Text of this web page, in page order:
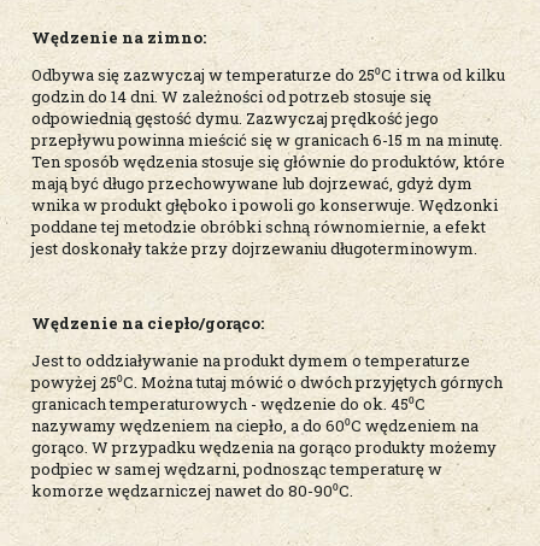
Wędzenie na zimno:
Odbywa się zazwyczaj w temperaturze do 25⁰C i trwa od kilku
godzin do 14 dni. W zależności od potrzeb stosuje się
odpowiednią gęstość dymu. Zazwyczaj prędkość jego
przepływu powinna mieścić się w granicach 6-15 m na minutę.
Ten sposób wędzenia stosuje się głównie do produktów, które
mają być długo przechowywane lub dojrzewać, gdyż dym
wnika w produkt głęboko i powoli go konserwuje. Wędzonki
poddane tej metodzie obróbki schną równomiernie, a efekt
jest doskonały także przy dojrzewaniu długoterminowym.
Wędzenie na ciepło/gorąco:
Jest to oddziaływanie na produkt dymem o temperaturze
powyżej 25⁰C. Można tutaj mówić o dwóch przyjętych górnych
granicach temperaturowych - wędzenie do ok. 45⁰C
nazywamy wędzeniem na ciepło, a do 60⁰C wędzeniem na
gorąco. W przypadku wędzenia na gorąco produkty możemy
podpiec w samej wędzarni, podnosząc temperaturę w
komorze wędzarniczej nawet do 80-90⁰C.